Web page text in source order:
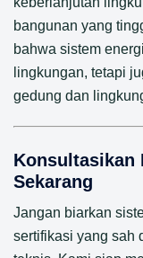
bangunan yang
bahwa sistem
lingkungan, tetapi
gedung dan
Konsultasikan
Sekarang
Jangan biarkan
sertifikasi yang sah